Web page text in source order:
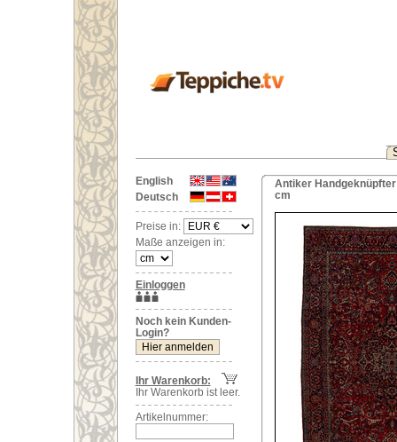
English
Deutsch
Preise in:
Maße anzeigen in:
Einloggen
Noch kein Kunden-
Login?
Ihr Warenkorb:
Ihr Warenkorb ist leer.
Artikelnummer:
Antiker Handgeknüpfter
cm